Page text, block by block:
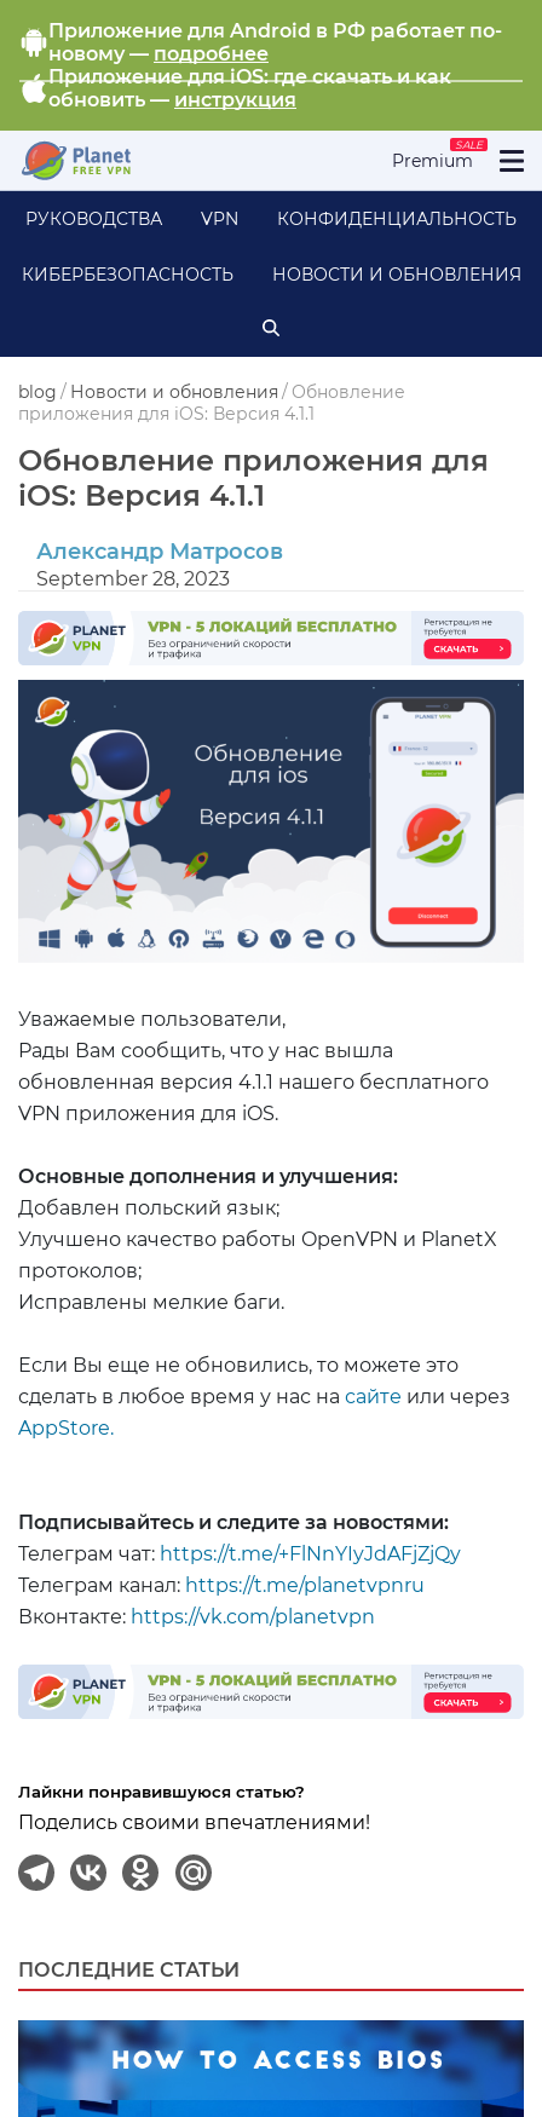
Приложение для Android в РФ работает по-
новому — подробнее
Приложение для iOS: где скачать и как
обновить — инструкция
Premium
SALE
РУКОВОДСТВА VPN КОНФИДЕНЦИАЛЬНОСТЬ
КИБЕРБЕЗОПАСНОСТЬ НОВОСТИ И ОБНОВЛЕНИЯ
blog / Новости и обновления / Обновление
приложения для iOS: Версия 4.1.1
Обновление приложения для
iOS: Версия 4.1.1
Александр Матросов
September 28, 2023
Уважаемые пользователи,
Рады Вам сообщить, что у нас вышла
обновленная версия 4.1.1 нашего бесплатного
VPN приложения для iOS.
Основные дополнения и улучшения:
Добавлен польский язык;
Улучшено качество работы OpenVPN и PlanetX
протоколов;
Исправлены мелкие баги.
Если Вы еще не обновились, то можете это
сделать в любое время у нас на сайте или через
AppStore.
Подписывайтесь и следите за новостями:
Телеграм чат: https://t.me/+FlNnYIyJdAFjZjQy
Телеграм канал: https://t.me/planetvpnru
Вконтакте: https://vk.com/planetvpn
Лайкни понравившуюся статью?
Поделись своими впечатлениями!
ПОСЛЕДНИЕ СТАТЬИ